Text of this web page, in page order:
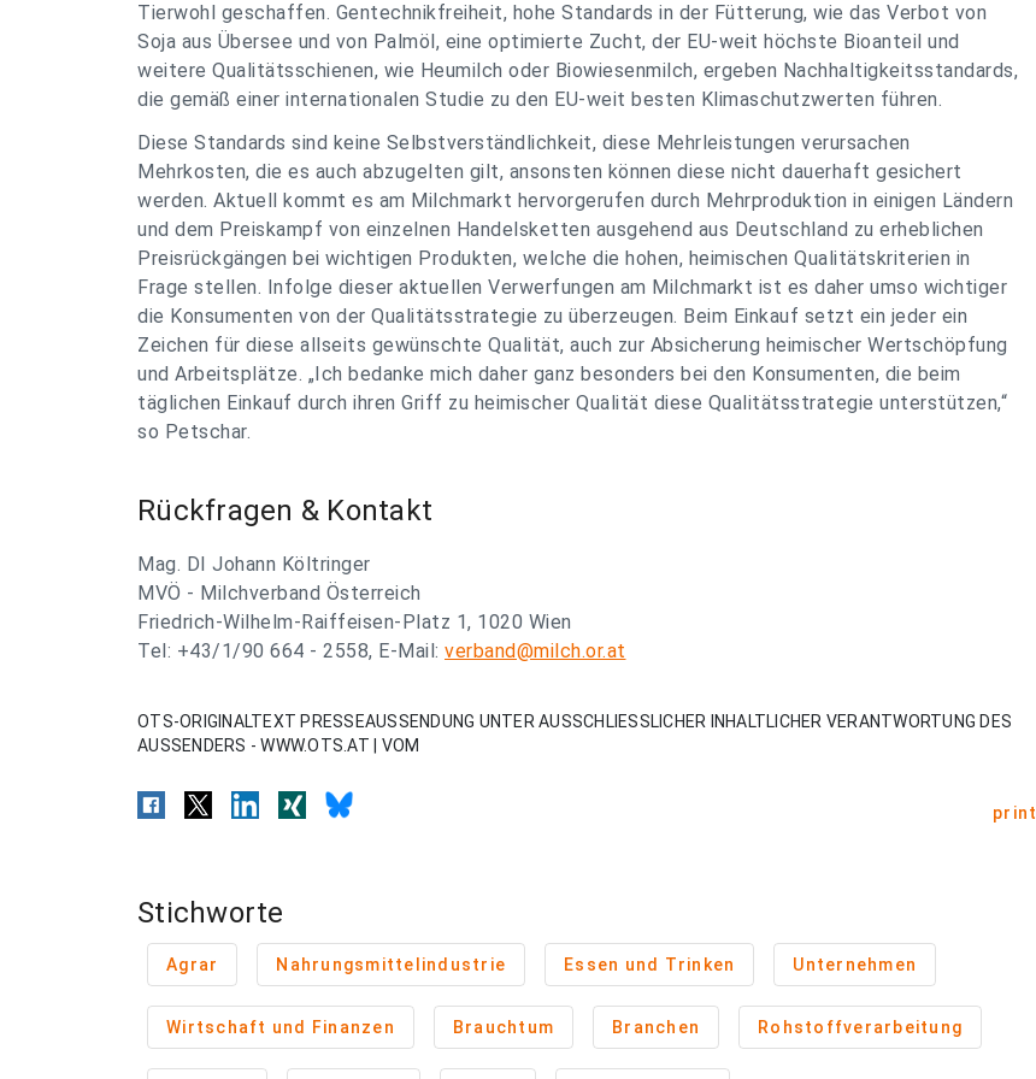
Tierwohl geschaffen. Gentechnikfreiheit, hohe Standards in der Fütterung, wie das Verbot von
Soja aus Übersee und von Palmöl, eine optimierte Zucht, der EU-weit höchste Bioanteil und
weitere Qualitätsschienen, wie Heumilch oder Biowiesenmilch, ergeben Nachhaltigkeitsstandards,
die gemäß einer internationalen Studie zu den EU-weit besten Klimaschutzwerten führen.
Diese Standards sind keine Selbstverständlichkeit, diese Mehrleistungen verursachen
Mehrkosten, die es auch abzugelten gilt, ansonsten können diese nicht dauerhaft gesichert
werden. Aktuell kommt es am Milchmarkt hervorgerufen durch Mehrproduktion in einigen Ländern
und dem Preiskampf von einzelnen Handelsketten ausgehend aus Deutschland zu erheblichen
Preisrückgängen bei wichtigen Produkten, welche die hohen, heimischen Qualitätskriterien in
Frage stellen. Infolge dieser aktuellen Verwerfungen am Milchmarkt ist es daher umso wichtiger
die Konsumenten von der Qualitätsstrategie zu überzeugen. Beim Einkauf setzt ein jeder ein
Zeichen für diese allseits gewünschte Qualität, auch zur Absicherung heimischer Wertschöpfung
und Arbeitsplätze. „Ich bedanke mich daher ganz besonders bei den Konsumenten, die beim
täglichen Einkauf durch ihren Griff zu heimischer Qualität diese Qualitätsstrategie unterstützen,“
so Petschar.
Rückfragen & Kontakt
Mag. DI Johann Költringer
MVÖ - Milchverband Österreich
Friedrich-Wilhelm-Raiffeisen-Platz 1, 1020 Wien
Tel: +43/1/90 664 - 2558, E-Mail: verband@milch.or.at
OTS-ORIGINALTEXT PRESSEAUSSENDUNG UNTER AUSSCHLIESSLICHER INHALTLICHER VERANTWORTUNG DES
AUSSENDERS - WWW.OTS.AT | VOM
print
Stichworte
Agrar Nahrungsmittelindustrie Essen und Trinken Unternehmen
Wirtschaft und Finanzen Brauchtum Branchen Rohstoffverarbeitung